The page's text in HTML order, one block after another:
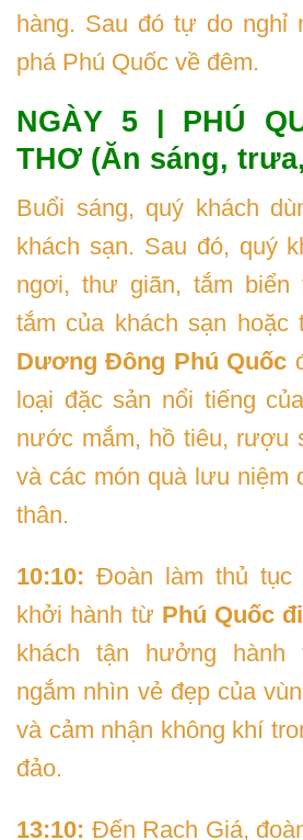
hàng. Sau đó tự do nghỉ
phá Phú Quốc về đêm.
NGÀY 5 | PHÚ
THƠ (Ăn sáng,
Buổi sáng, quý khách
khách sạn. Sau đó, quý
ngơi, thư giãn, tắm
tắm của khách sạn hoặc
Dương Đông Phú Quốc
loại đặc sản nổi tiếng
nước mắm, hồ tiêu, rượu
và các món quà lưu niệm
thân.
10:10: Đoàn làm thủ tục
khởi hành từ Phú Quốc
khách tận hưởng hành
ngắm nhìn vẻ đẹp của
và cảm nhận không khí
đảo.
13:10: Đến Rạch Giá,